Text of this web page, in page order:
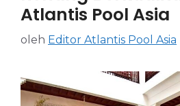
Atlantis Pool Asia
oleh Editor Atlantis Pool Asia